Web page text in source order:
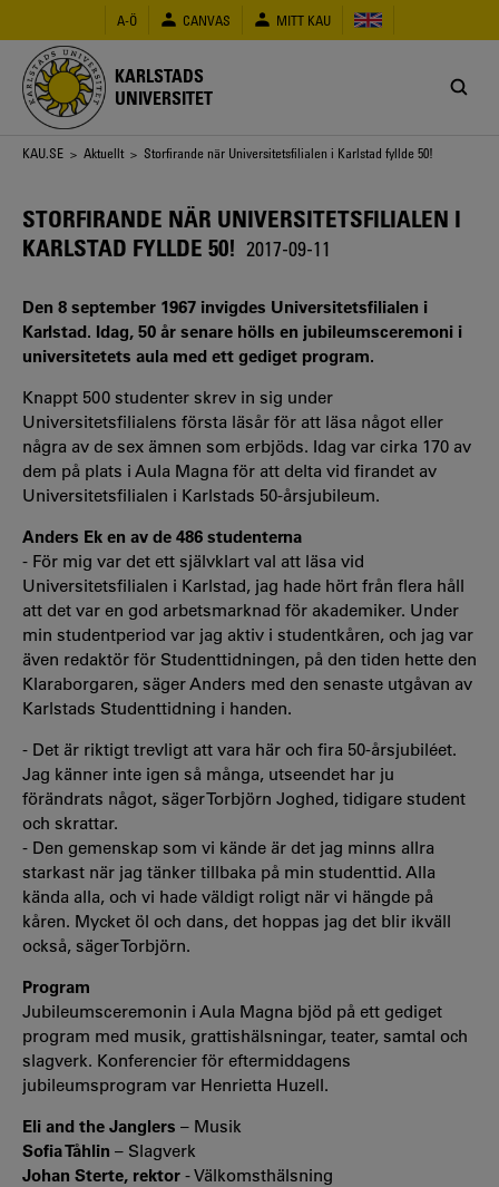
huvudinnehåll
A-Ö CANVAS MITT KAU
KARLSTADS
UNIVERSITET
Länkstig
KAU.SE > Aktuellt > Storfirande när Universitetsfilialen i Karlstad fyllde 50!
STORFIRANDE NÄR UNIVERSITETSFILIALEN I
KARLSTAD FYLLDE 50! 2017-09-11
Den 8 september 1967 invigdes Universitetsfilialen i
Karlstad. Idag, 50 år senare hölls en jubileumsceremoni i
universitetets aula med ett gediget program.
Knappt 500 studenter skrev in sig under
Universitetsfilialens första läsår för att läsa något eller
några av de sex ämnen som erbjöds. Idag var cirka 170 av
dem på plats i Aula Magna för att delta vid firandet av
Universitetsfilialen i Karlstads 50-årsjubileum.
Anders Ek en av de 486 studenterna
- För mig var det ett självklart val att läsa vid
Universitetsfilialen i Karlstad, jag hade hört från flera håll
att det var en god arbetsmarknad för akademiker. Under
min studentperiod var jag aktiv i studentkåren, och jag var
även redaktör för Studenttidningen, på den tiden hette den
Klaraborgaren, säger Anders med den senaste utgåvan av
Karlstads Studenttidning i handen.
- Det är riktigt trevligt att vara här och fira 50-årsjubiléet.
Jag känner inte igen så många, utseendet har ju
förändrats något, säger Torbjörn Joghed, tidigare student
och skrattar.
- Den gemenskap som vi kände är det jag minns allra
starkast när jag tänker tillbaka på min studenttid. Alla
kända alla, och vi hade väldigt roligt när vi hängde på
kåren. Mycket öl och dans, det hoppas jag det blir ikväll
också, säger Torbjörn.
Program
Jubileumsceremonin i Aula Magna bjöd på ett gediget
program med musik, grattishälsningar, teater, samtal och
slagverk. Konferencier för eftermiddagens
jubileumsprogram var Henrietta Huzell.
Eli and the Janglers – Musik
Sofia Tåhlin – Slagverk
Johan Sterte, rektor - Välkomsthälsning